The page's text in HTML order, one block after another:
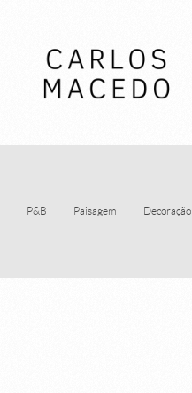
P&B Paisagem Decoração